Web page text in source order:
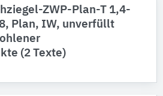
ZWP-Plan-T 1,4-
Plan, IW, unverfüllt
(2 Texte)